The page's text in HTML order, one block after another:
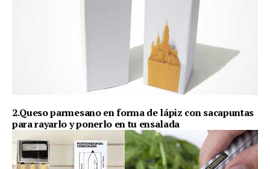
2.Queso parmesano en forma de lápiz con sacapuntas
para rayarlo y ponerlo en tu ensalada